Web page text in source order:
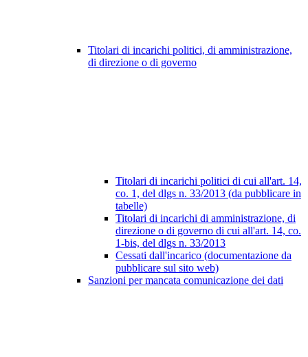
Titolari di incarichi politici, di amministrazione,
di direzione o di governo
Titolari di incarichi politici di cui all'art. 14,
co. 1, del dlgs n. 33/2013 (da pubblicare in
tabelle)
Titolari di incarichi di amministrazione, di
direzione o di governo di cui all'art. 14, co.
1-bis, del dlgs n. 33/2013
Cessati dall'incarico (documentazione da
pubblicare sul sito web)
Sanzioni per mancata comunicazione dei dati